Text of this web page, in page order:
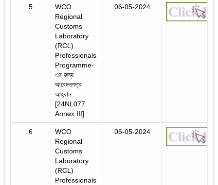
5
WCO
Regional
Customs
Laboratory
(RCL)
Professionals
Programme-
এর জন্য
আবেদনপত্র
আহ্বান
[24NL077
Annex III]
06-05-2024
6
WCO
Regional
Customs
Laboratory
(RCL)
Professionals
06-05-2024